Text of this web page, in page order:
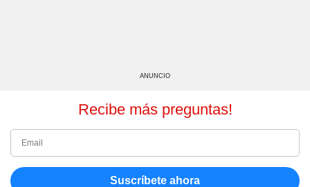
ANUNCIO
Recibe más preguntas!
Suscríbete ahora